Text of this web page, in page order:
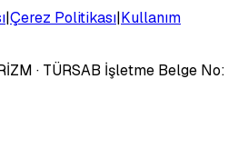
|Çerez Politikası|Kullanım
· TÜRSAB İşletme Belge No: